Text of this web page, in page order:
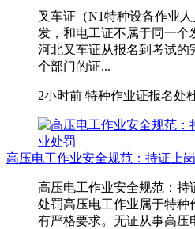
叉车证（N1特种设备作业
发，和电工证不属于同一个
河北叉车证从报名到考试
个部门的证...
2小时前 特种作业证报名处
高压电工作业安全规范：持证上
高压电工作业安全规范：持
处罚高压电工作业属于特种
有严格要求。无证从事高